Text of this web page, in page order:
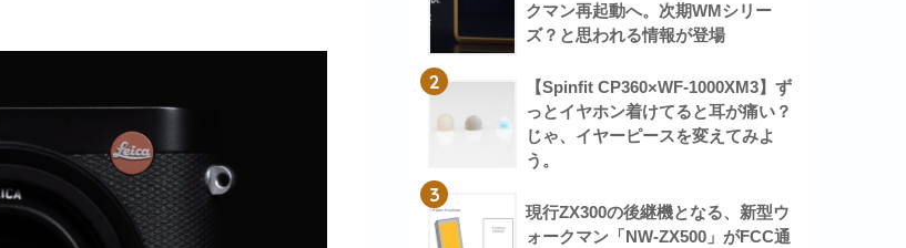
クマン再起動へ。次期WMシリー
ズ？と思われる情報が登場
2
【Spinfit CP360×WF-1000XM3】ず
っとイヤホン着けてると耳が痛い？
じゃ、イヤーピースを変えてみよ
う。
3
現行ZX300の後継機となる、新型ウ
ォークマン「NW-ZX500」がFCC通